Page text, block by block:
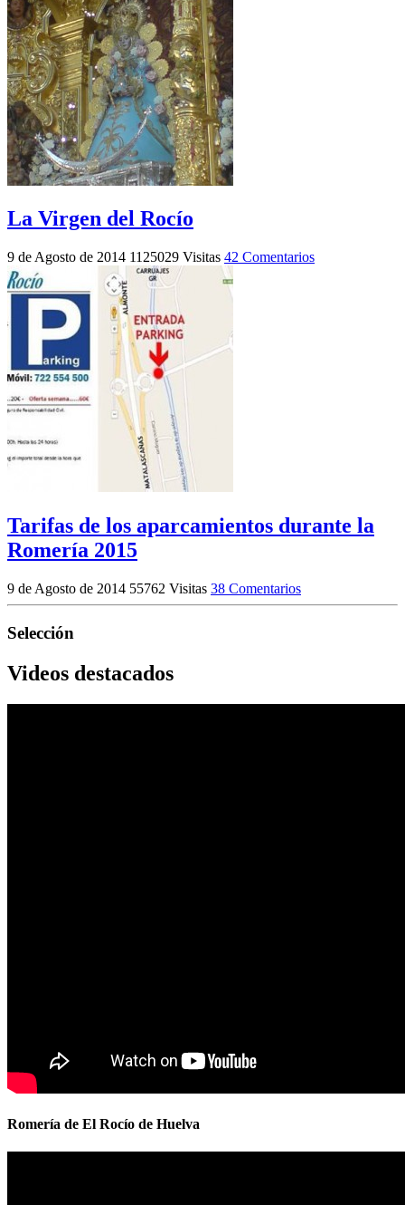
La Virgen del Rocío
9 de Agosto de 2014 1125029 Visitas 42 Comentarios
Tarifas de los aparcamientos durante la
Romería 2015
9 de Agosto de 2014 55762 Visitas 38 Comentarios
Selección
Videos destacados
Romería de El Rocío de Huelva